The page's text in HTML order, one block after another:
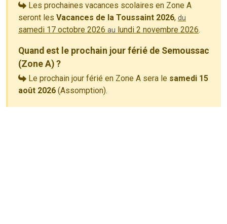
Les prochaines vacances scolaires en Zone A
seront les Vacances de la Toussaint 2026, du
samedi 17 octobre 2026 au lundi 2 novembre 2026.
Quand est le prochain jour férié de Semoussac
(Zone A) ?
Le prochain jour férié en Zone A sera le samedi 15
août 2026 (Assomption).